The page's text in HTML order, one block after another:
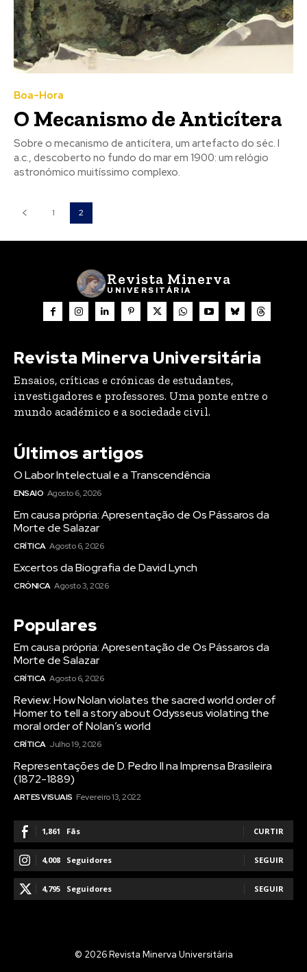
Boa-Hora
O Mecanismo de Anticítera
Sobre o mecanismo de anticítera, um artefacto do séc. I
a.c., descoberto no fundo do mar em 1900: um relógio
astronómico muitíssimo complexo.
1 2
Revista Minerva
UNIVERSITÁRIA
Revista Minerva Universitária
Ensaios, críticas e crónicas de estudantes,
investigadores e professores. Uma ponte entre o
mundo académico e a sociedade civil.
Últimos artigos
O Labor Intelectual e a Transcendência
ENSAIO Agosto 6, 2026
Em causa própria: Apresentação de Os Pássaros da
Morte de Salazar
CRÍTICA Agosto 6, 2026
Excertos da Biografia de David Lynch
CRÓNICA Agosto 3, 2026
Populares
Em causa própria: Apresentação de Os Pássaros da
Morte de Salazar
CRÍTICA Agosto 6, 2026
Review: How Nolan violates the sacred world order of
Homer to tell a story about Odysseus violating the
moral order of Nolan’s world
CRÍTICA Julho 19, 2026
Representações de D. Pedro II na Imprensa Brasileira
(1872-1889)
ARTES VISUAIS Fevereiro 13, 2022
1,861 Fãs CURTIR
4,008 Seguidores SEGUIR
4,795 Seguidores SEGUIR
© 2026 Revista Minerva Universitária